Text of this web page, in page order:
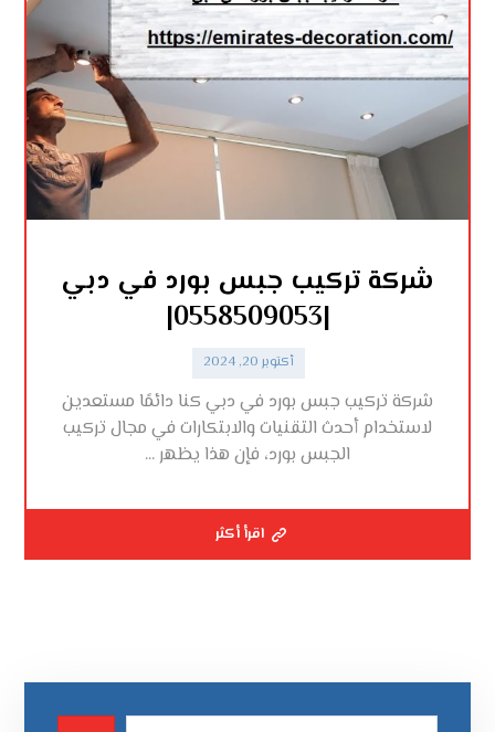
شركة تركيب جبس بورد في دبي
|0558509053|
أكتوبر 20, 2024
شركة تركيب جبس بورد في دبي كنا دائمًا مستعدين
لاستخدام أحدث التقنيات والابتكارات في مجال تركيب
الجبس بورد، فإن هذا يظهر ...
اقرأ أكثر